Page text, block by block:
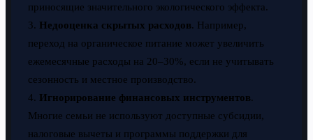
приносящие значительного экологического эффекта.
3. Недооценка скрытых расходов. Например,
переход на органическое питание может увеличить
ежемесячные расходы на 20–30%, если не учитывать
сезонность и местное производство.
4. Игнорирование финансовых инструментов.
Многие семьи не используют доступные субсидии,
налоговые вычеты и программы поддержки для